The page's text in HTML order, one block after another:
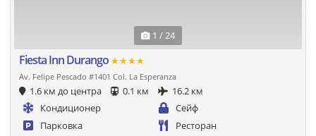
1 / 24
Fiesta Inn Durango ★★★★
Av. Felipe Pescado #1401 Col. La Esperanza
1.6 км до центра 0.1 км
16.2 км
Кондиционер
Сейф
Парковка
Ресторан